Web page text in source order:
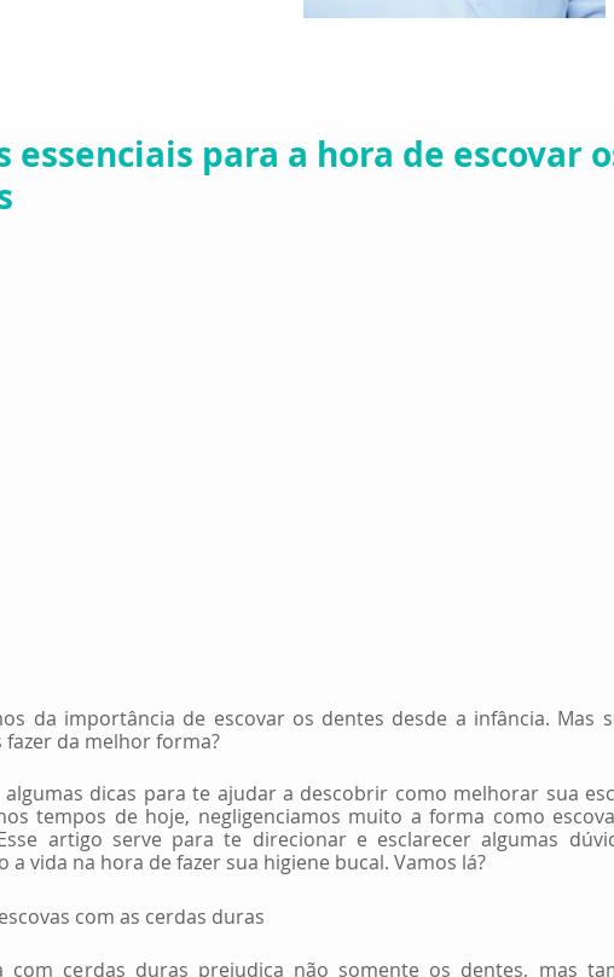
essenciais para a hora de escovar
da importância de escovar os dentes desde a infância. Mas
fazer da melhor forma?
algumas dicas para te ajudar a descobrir como melhorar sua
tempos de hoje, negligenciamos muito a forma como
artigo serve para te direcionar e esclarecer algumas
a vida na hora de fazer sua higiene bucal. Vamos lá?
com as cerdas duras